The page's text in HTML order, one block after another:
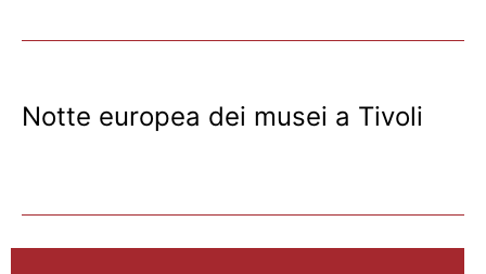
Notte europea dei musei a Tivoli